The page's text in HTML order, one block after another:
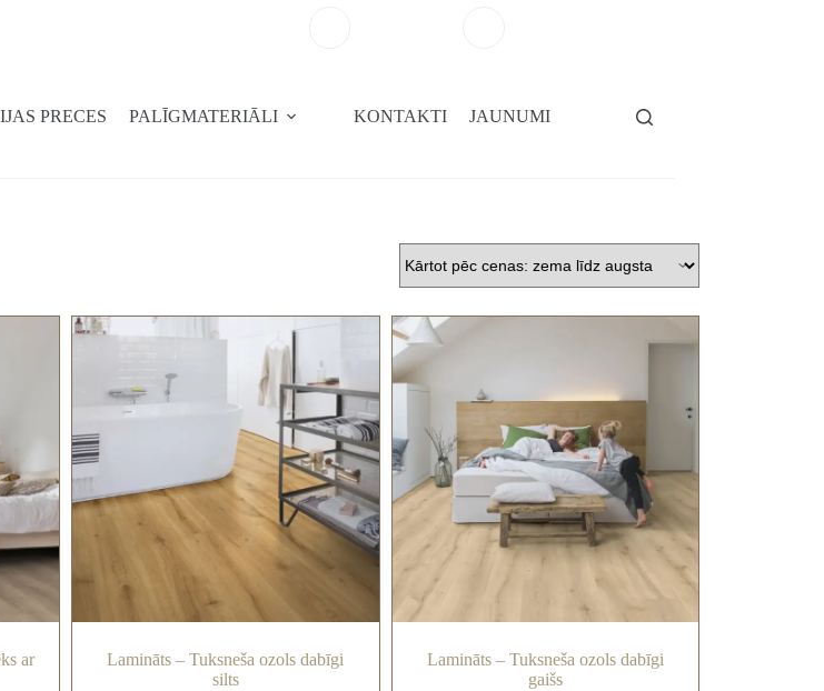
PRECES PALĪGMATERIĀLI KONTAKTI JAUNUMI
ar
Lamināts – Tuksneša ozols dabīgi
silts
Lamināts – Tuksneša ozols dabīgi
gaišs